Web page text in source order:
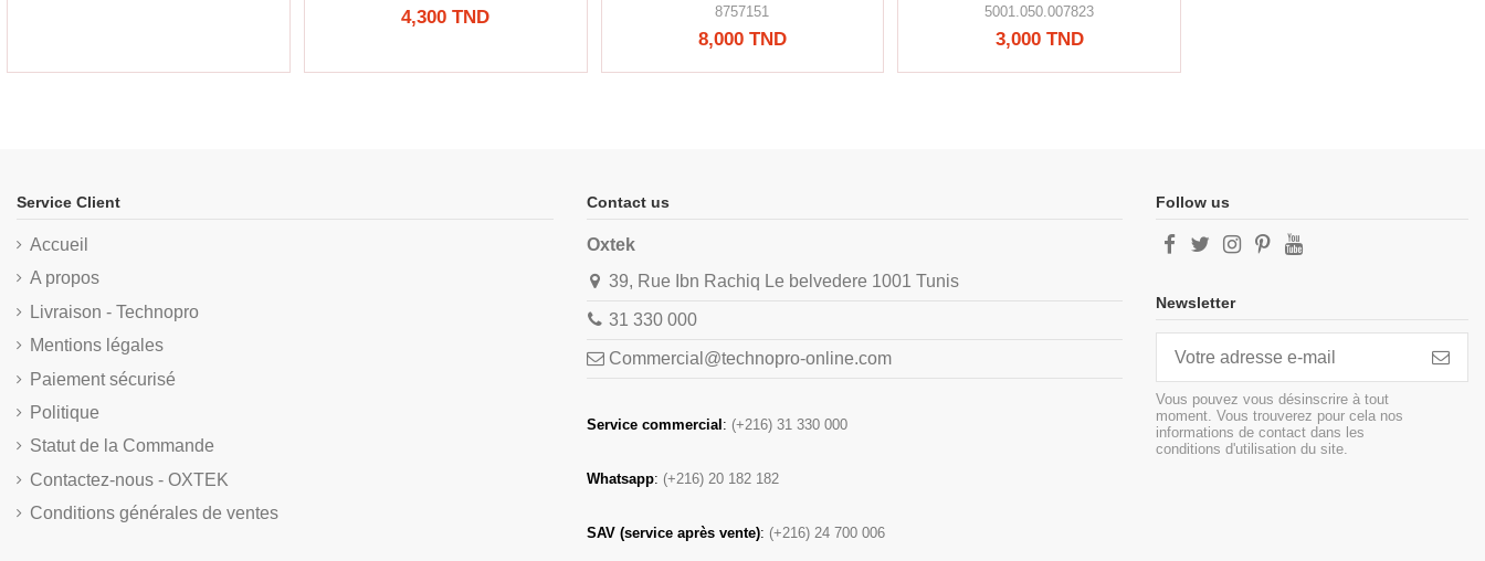
4,300 TND 8757151
8,000 TND
5001.050.007823
3,000 TND
Service Client
Accueil
A propos
Livraison - Technopro
Mentions légales
Paiement sécurisé
Politique
Statut de la Commande
Contactez-nous - OXTEK
Conditions générales de ventes
Contact us
Oxtek
39, Rue Ibn Rachiq Le belvedere 1001 Tunis
31 330 000
Commercial@technopro-online.com
Service commercial : (+216) 31 330 000
Whatsapp: (+216) 20 182 182
SAV (service après vente): (+216) 24 700 006
Follow us
Newsletter
Vous pouvez vous désinscrire à tout
moment. Vous trouverez pour cela nos
informations de contact dans les
conditions d'utilisation du site.